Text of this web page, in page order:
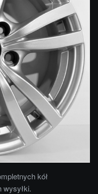
kół
wysyłki.